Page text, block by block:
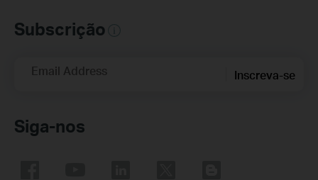
Subscrição
Email Address Inscreva-se
Siga-nos